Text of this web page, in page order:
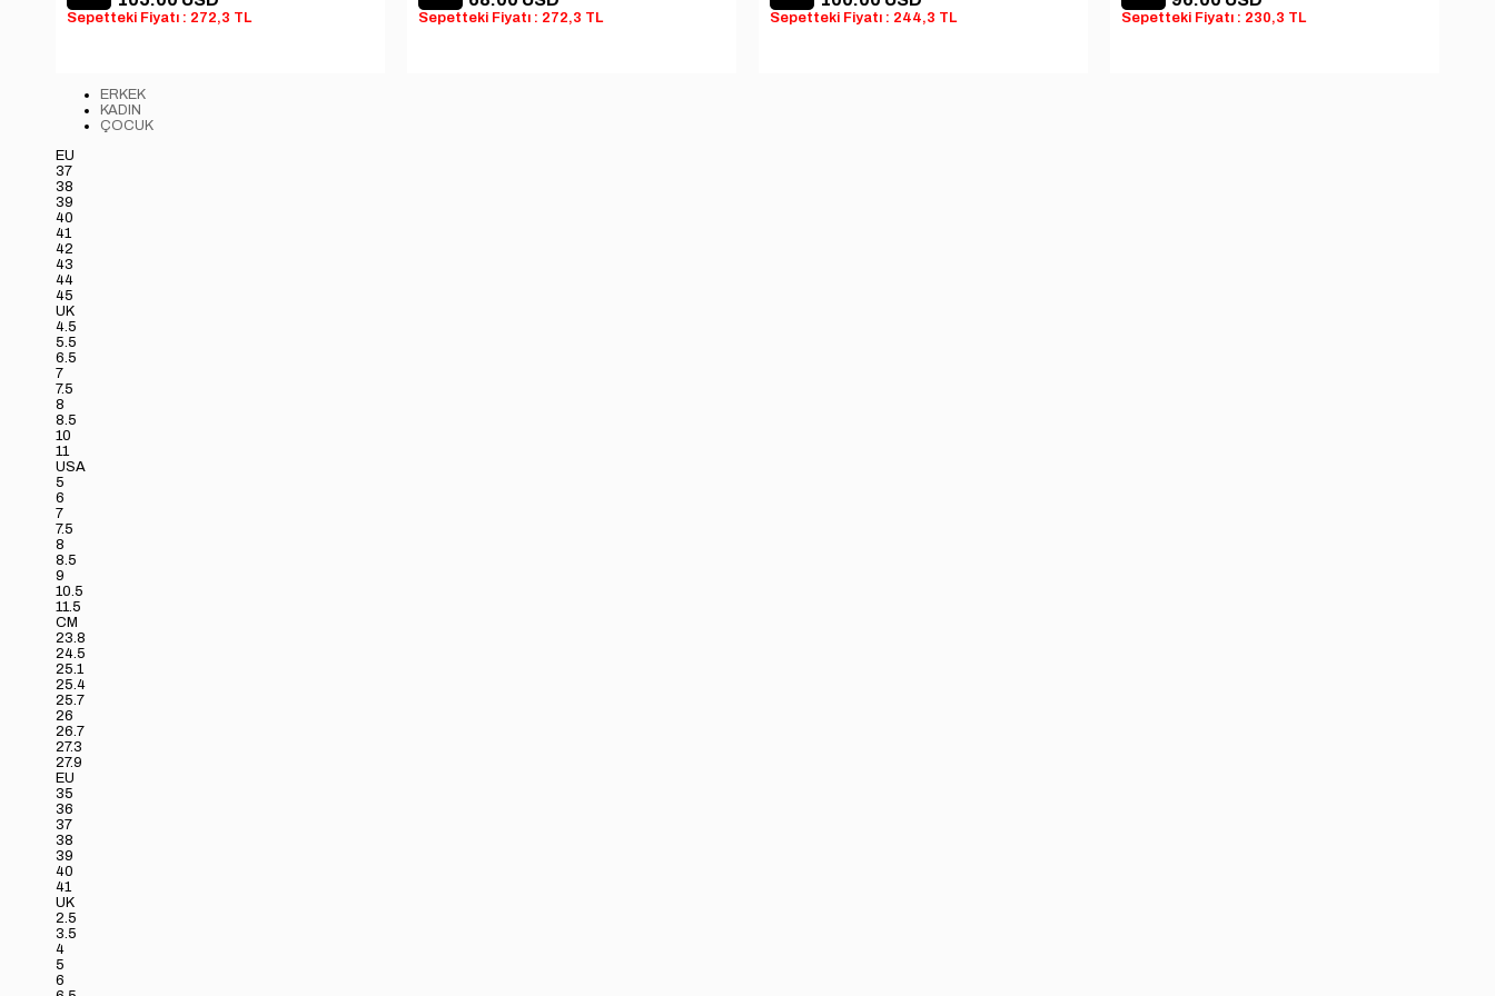
Sepetteki Fiyatı : 272,3 TL Sepetteki Fiyatı : 272,3 TL Sepetteki Fiyatı : 244,3 TL Sepetteki Fiyatı : 230,3 TL
ERKEK
KADIN
ÇOCUK
EU
37
38
39
40
41
42
43
44
45
UK
4.5
5.5
6.5
7
7.5
8
8.5
10
11
USA
5
6
7
7.5
8
8.5
9
10.5
11.5
CM
23.8
24.5
25.1
25.4
25.7
26
26.7
27.3
27.9
EU
35
36
37
38
39
40
41
UK
2.5
3.5
4
5
6